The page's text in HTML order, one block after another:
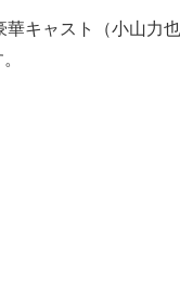
キャスト（小山力